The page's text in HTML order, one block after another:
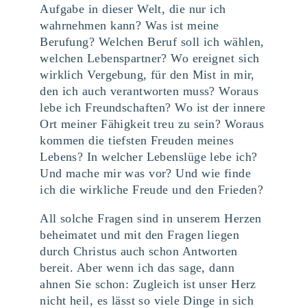
Aufgabe in dieser Welt, die nur ich
wahrnehmen kann? Was ist meine
Berufung? Welchen Beruf soll ich wählen,
welchen Lebenspartner? Wo ereignet sich
wirklich Vergebung, für den Mist in mir,
den ich auch verantworten muss? Woraus
lebe ich Freundschaften? Wo ist der innere
Ort meiner Fähigkeit treu zu sein? Woraus
kommen die tiefsten Freuden meines
Lebens? In welcher Lebenslüge lebe ich?
Und mache mir was vor? Und wie finde
ich die wirkliche Freude und den Frieden?
All solche Fragen sind in unserem Herzen
beheimatet und mit den Fragen liegen
durch Christus auch schon Antworten
bereit. Aber wenn ich das sage, dann
ahnen Sie schon: Zugleich ist unser Herz
nicht heil, es lässt so viele Dinge in sich